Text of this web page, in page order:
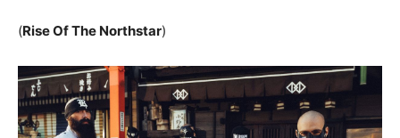
(Rise Of The Northstar)